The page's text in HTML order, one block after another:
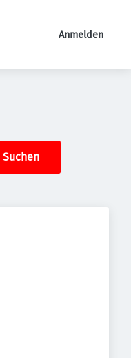
Anmelden
Suchen